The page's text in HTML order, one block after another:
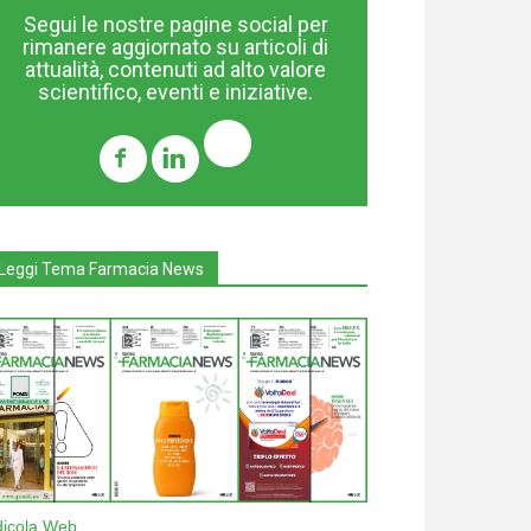
Segui le nostre pagine social per
rimanere aggiornato su articoli di
attualità, contenuti ad alto valore
scientifico, eventi e iniziative.
Tema Farmacia News
Web